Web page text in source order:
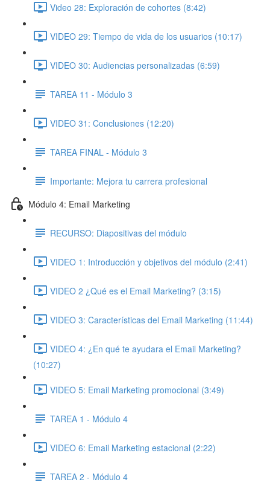
Video 28: Exploración de cohortes (8:42)
VIDEO 29: Tiempo de vida de los usuarios (10:17)
VIDEO 30: Audiencias personalizadas (6:59)
TAREA 11 - Módulo 3
VIDEO 31: Conclusiones (12:20)
TAREA FINAL - Módulo 3
Importante: Mejora tu carrera profesional
Módulo 4: Email Marketing
RECURSO: Diapositivas del módulo
VIDEO 1: Introducción y objetivos del módulo (2:41)
VIDEO 2 ¿Qué es el Email Marketing? (3:15)
VIDEO 3: Características del Email Marketing (11:44)
VIDEO 4: ¿En qué te ayudara el Email Marketing?
(10:27)
VIDEO 5: Email Marketing promocional (3:49)
TAREA 1 - Módulo 4
VIDEO 6: Email Marketing estacional (2:22)
TAREA 2 - Módulo 4